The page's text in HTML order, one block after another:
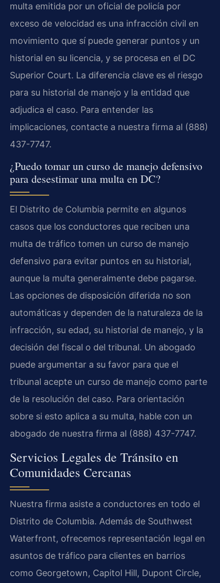
multa emitida por un oficial de policía por
exceso de velocidad es una infracción civil en
movimiento que sí puede generar puntos y un
historial en su licencia, y se procesa en el DC
Superior Court. La diferencia clave es el riesgo
para su historial de manejo y la entidad que
adjudica el caso. Para entender las
implicaciones, contacte a nuestra firma al (888)
437-7747.
¿Puedo tomar un curso de manejo defensivo
para desestimar una multa en DC?
El Distrito de Columbia permite en algunos
casos que los conductores que reciben una
multa de tráfico tomen un curso de manejo
defensivo para evitar puntos en su historial,
aunque la multa generalmente debe pagarse.
Las opciones de disposición diferida no son
automáticas y dependen de la naturaleza de la
infracción, su edad, su historial de manejo, y la
decisión del fiscal o del tribunal. Un abogado
puede argumentar a su favor para que el
tribunal acepte un curso de manejo como parte
de la resolución del caso. Para orientación
sobre si esto aplica a su multa, hable con un
abogado de nuestra firma al (888) 437-7747.
Servicios Legales de Tránsito en
Comunidades Cercanas
Nuestra firma asiste a conductores en todo el
Distrito de Columbia. Además de Southwest
Waterfront, ofrecemos representación legal en
asuntos de tráfico para clientes en barrios
como Georgetown, Capitol Hill, Dupont Circle,